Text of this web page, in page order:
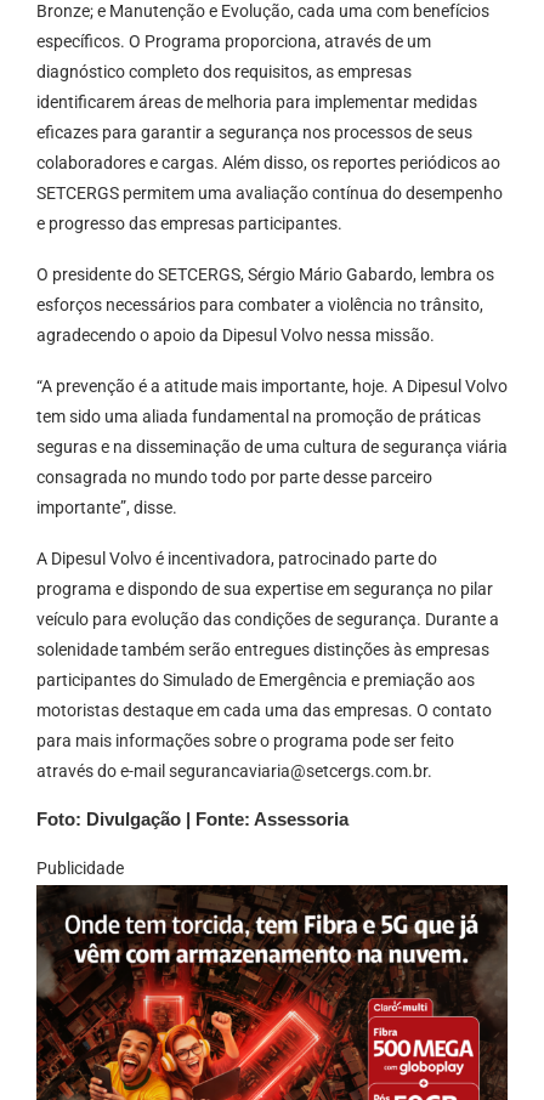
Bronze; e Manutenção e Evolução, cada uma com benefícios
específicos. O Programa proporciona, através de um
diagnóstico completo dos requisitos, as empresas
identificarem áreas de melhoria para implementar medidas
eficazes para garantir a segurança nos processos de seus
colaboradores e cargas. Além disso, os reportes periódicos ao
SETCERGS permitem uma avaliação contínua do desempenho
e progresso das empresas participantes.
O presidente do SETCERGS, Sérgio Mário Gabardo, lembra os
esforços necessários para combater a violência no trânsito,
agradecendo o apoio da Dipesul Volvo nessa missão.
“A prevenção é a atitude mais importante, hoje. A Dipesul Volvo
tem sido uma aliada fundamental na promoção de práticas
seguras e na disseminação de uma cultura de segurança viária
consagrada no mundo todo por parte desse parceiro
importante”, disse.
A Dipesul Volvo é incentivadora, patrocinado parte do
programa e dispondo de sua expertise em segurança no pilar
veículo para evolução das condições de segurança. Durante a
solenidade também serão entregues distinções às empresas
participantes do Simulado de Emergência e premiação aos
motoristas destaque em cada uma das empresas. O contato
para mais informações sobre o programa pode ser feito
através do e-mail segurancaviaria@setcergs.com.br.
Foto: Divulgação | Fonte: Assessoria
Publicidade